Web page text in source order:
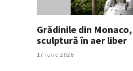
Grădinile din
sculptură în aer liber
17 Iulie 2026